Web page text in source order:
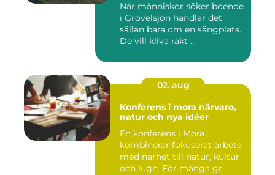
När människor söker boende
i Grövelsjön handlar det
sällan bara om en sängplats.
De vill kliva rakt ...
02. aug
Konferens i mora närvaro,
natur och nya idéer
En konferens i Mora
kombinerar fokuserat arbete
med närhet till natur, kultur
och lugn. För många gr...